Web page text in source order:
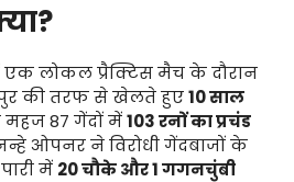
एक लोकल प्रैक्टिस मैच के दौरान
की तरफ से खेलते हुए10 साल
87 गेंदों में103 रनों का प्रचंड
ओपनर ने विरोधी गेंदबाजों के
में 20 चौके और 1 गगनचुंबी